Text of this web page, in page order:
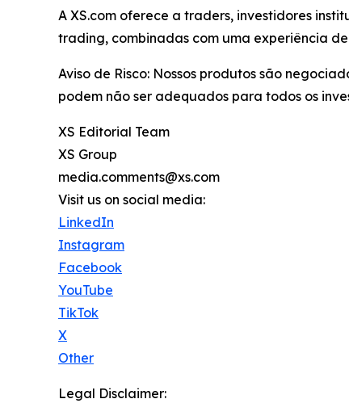
A XS.com oferece a traders, investidores
trading, combinadas com uma experiência
Aviso de Risco: Nossos produtos são
podem não ser adequados para todos os
XS Editorial Team
XS Group
media.comments@xs.com
Visit us on social media:
LinkedIn
Instagram
Facebook
YouTube
TikTok
X
Other
Legal Disclaimer: